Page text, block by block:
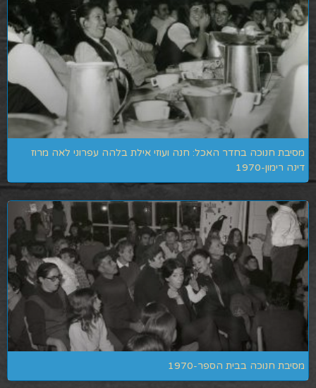
מסיבת חנוכה בחדר האכל: חנה ועוזי אילת בלהה עפרוני לאה מרוז
דינה רימון-1970
מסיבת חנוכה בבית הספר-1970